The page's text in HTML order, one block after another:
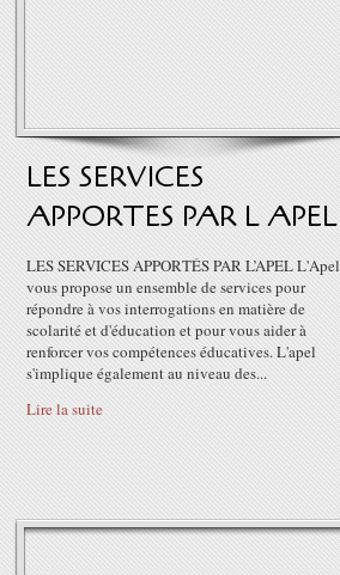
LES SERVICES
APPORTES PAR L APEL
LES SERVICES APPORTÉS PAR L’APEL L'Apel
vous propose un ensemble de services pour
répondre à vos interrogations en matière de
scolarité et d'éducation et pour vous aider à
renforcer vos compétences éducatives. L'apel
s'implique également au niveau des...
Lire la suite